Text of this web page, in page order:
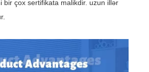
bir çox sertifikata malikdir. uzun illər